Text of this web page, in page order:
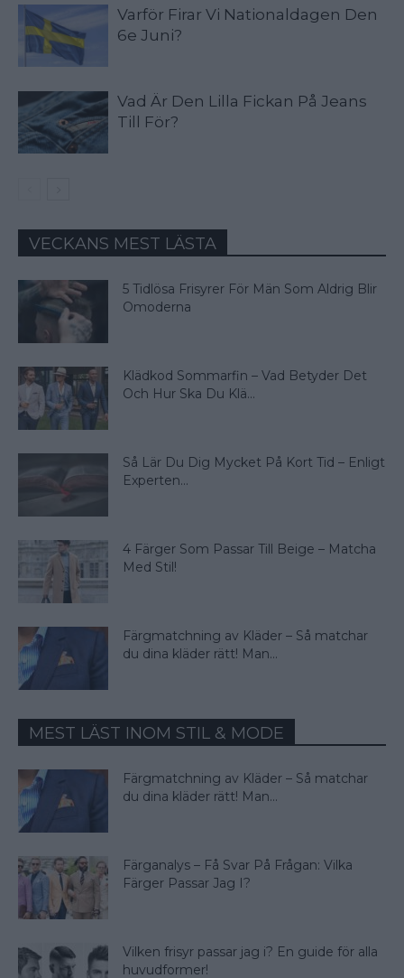
Varför Firar Vi Nationaldagen Den
6e Juni?
Vad Är Den Lilla Fickan På Jeans
Till För?
VECKANS MEST LÄSTA
5 Tidlösa Frisyrer För Män Som Aldrig Blir
Omoderna
Klädkod Sommarfin – Vad Betyder Det
Och Hur Ska Du Klä...
Så Lär Du Dig Mycket På Kort Tid – Enligt
Experten...
4 Färger Som Passar Till Beige – Matcha
Med Stil!
Färgmatchning av Kläder – Så matchar
du dina kläder rätt! Man...
MEST LÄST INOM STIL & MODE
Färgmatchning av Kläder – Så matchar
du dina kläder rätt! Man...
Färganalys – Få Svar På Frågan: Vilka
Färger Passar Jag I?
Vilken frisyr passar jag i? En guide för alla
huvudformer!